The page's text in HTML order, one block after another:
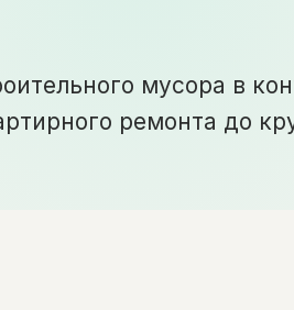
мусора в
ремонта до